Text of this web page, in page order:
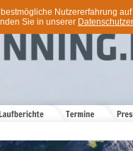
Nutzererfahrung
Sie in unserer